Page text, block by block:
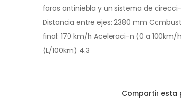
faros antiniebla y un sistema de
Distancia entre ejes: 2380 mm
final: 170 km/h Aceleraci-n (0 a 100km/
(L/100km) 4.3
Compartir esta